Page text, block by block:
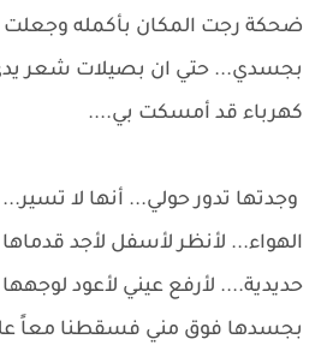
ضحكة رجت المكان بأكمله
بجسدي... حتي ان بصيلات شعر
كهرباء قد أمسكت بي....
وجدتها تدور حولي... أنها لا
الهواء... لأنظر لأسفل لأجد
حديدية.... لأرفع عيني لأعود
بجسدها فوق مني فسقطنا معاً